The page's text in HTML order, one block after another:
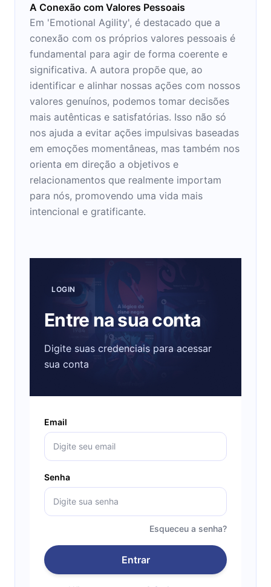
A Conexão com Valores Pessoais
Em 'Emotional Agility', é destacado que a
conexão com os próprios valores pessoais é
fundamental para agir de forma coerente e
significativa. A autora propõe que, ao
identificar e alinhar nossas ações com nossos
valores genuínos, podemos tomar decisões
mais autênticas e satisfatórias. Isso não só
nos ajuda a evitar ações impulsivas baseadas
em emoções momentâneas, mas também nos
orienta em direção a objetivos e
relacionamentos que realmente importam
para nós, promovendo uma vida mais
intencional e gratificante.
LOGIN
Entre na sua conta
Digite suas credenciais para acessar
sua conta
Email
Senha
Esqueceu a senha?
Entrar